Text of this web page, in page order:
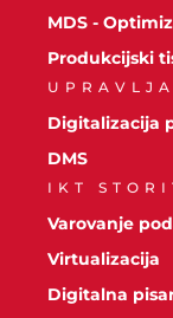
MDS -
Produkcijski
Digitalizacija
DMS
IKT
Varovanje
Virtualizacija
Digitalna